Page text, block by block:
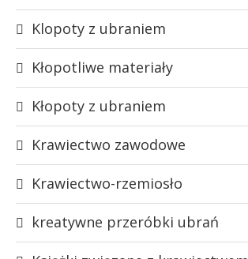
Klopoty z ubraniem
Kłopotliwe materiały
Kłopoty z ubraniem
Krawiectwo zawodowe
Krawiectwo-rzemiosło
kreatywne przeróbki ubrań